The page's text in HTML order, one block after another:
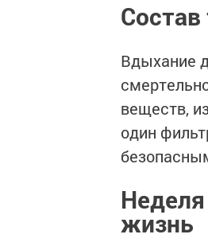
Вдыхание
веществ,
один
жизнь